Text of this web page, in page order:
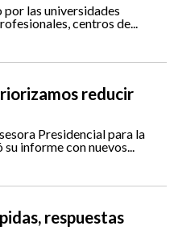
las universidades
centros de...
reducir
Presidencial para la
informe con nuevos...
respuestas